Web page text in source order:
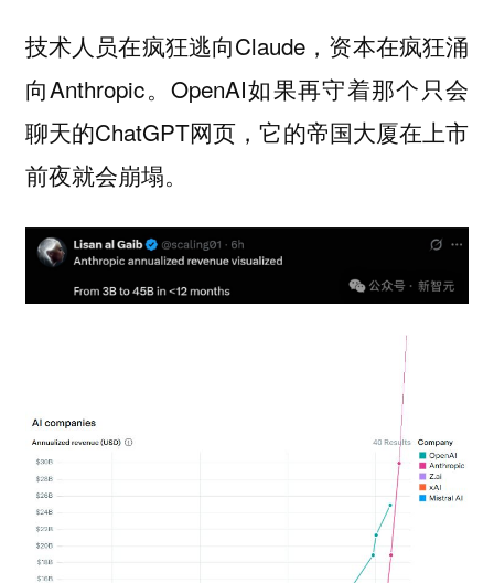
技术人员在疯狂逃向Claude，资本在疯狂涌
向Anthropic。OpenAI如果再守着那个只会
聊天的ChatGPT网页，它的帝国大厦在上市
前夜就会崩塌。